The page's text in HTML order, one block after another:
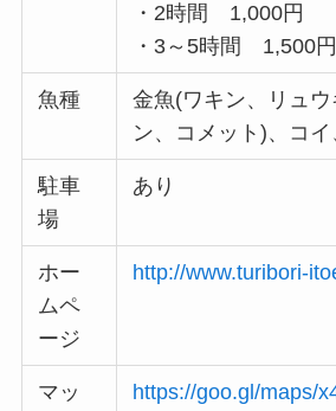
・2時間 1,000円
・3～5時間 1,500円
魚種
金魚(ワキン、リュ
ン、コメット)、コ
駐車
場
あり
ホー
ムペ
ージ
http://www.turibori-
マッ
https://goo.gl/maps/